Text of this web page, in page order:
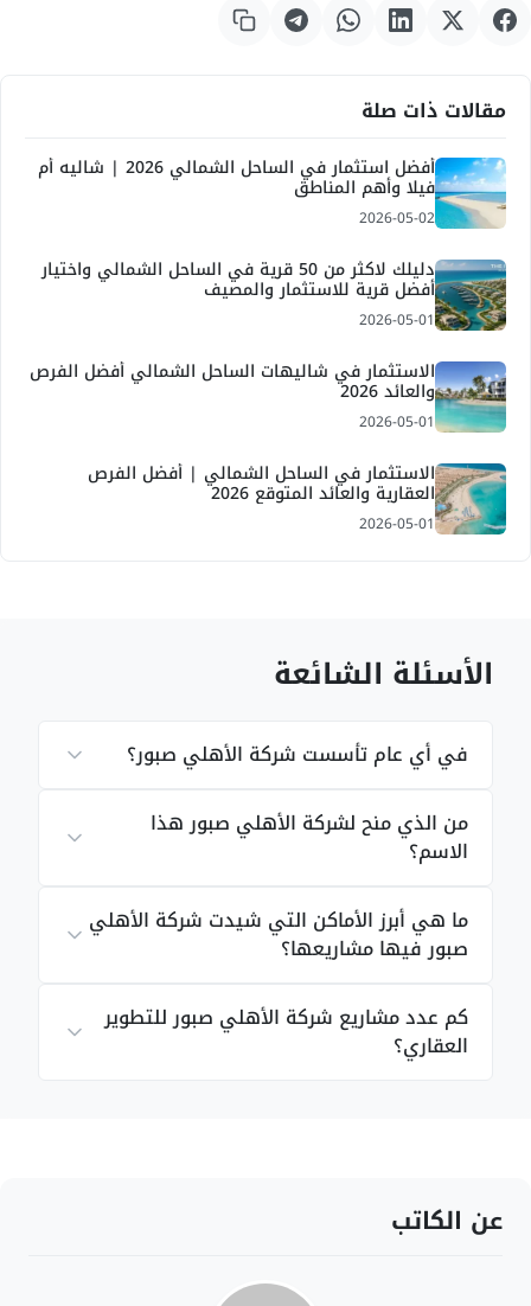
مقالات ذات صلة
أفضل استثمار في الساحل الشمالي 2026 | شاليه أم
فيلا وأهم المناطق
2026-05-02
دليلك لاكثر من 50 قرية في الساحل الشمالي واختيار
أفضل قرية للاستثمار والمصيف
2026-05-01
الاستثمار في شاليهات الساحل الشمالي أفضل الفرص
والعائد 2026
2026-05-01
الاستثمار في الساحل الشمالي | أفضل الفرص
العقارية والعائد المتوقع 2026
2026-05-01
الأسئلة الشائعة
في أي عام تأسست شركة الأهلي صبور؟
من الذي منح لشركة الأهلي صبور هذا
الاسم؟
ما هي أبرز الأماكن التي شيدت شركة الأهلي
صبور فيها مشاريعها؟
كم عدد مشاريع شركة الأهلي صبور للتطوير
العقاري؟
عن الكاتب